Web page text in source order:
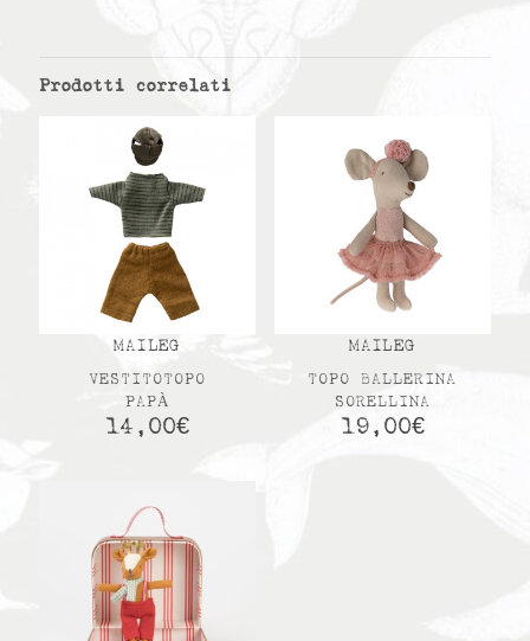
Prodotti correlati
MAILEG
VESTITOTOPO
PAPÀ
14,00€
MAILEG
TOPO BALLERINA
SORELLINA
19,00€